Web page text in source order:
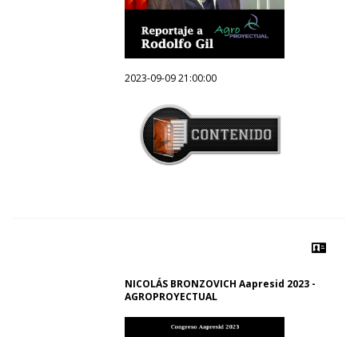
2023-09-09 21:00:00
NICOLÁS BRONZOVICH Aapresid 2023 -
AGROPROYECTUAL